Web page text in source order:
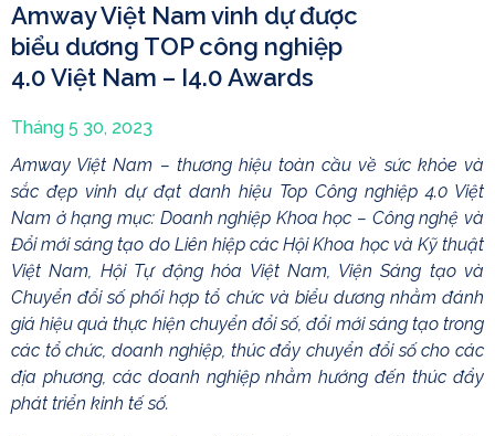
Amway Việt Nam vinh dự được
biểu dương TOP công nghiệp
4.0 Việt Nam – I4.0 Awards
Tháng 5 30, 2023
Amway Việt Nam – thương hiệu toàn cầu về sức khỏe và
sắc đẹp vinh dự đạt danh hiệu Top Công nghiệp 4.0 Việt
Nam ở hạng mục: Doanh nghiệp Khoa học – Công nghệ và
Đổi mới sáng tạo do Liên hiệp các Hội Khoa học và Kỹ thuật
Việt Nam, Hội Tự động hóa Việt Nam, Viện Sáng tạo và
Chuyển đổi số phối hợp tổ chức và biểu dương nhằm đánh
giá hiệu quả thực hiện chuyển đổi số, đổi mới sáng tạo trong
các tổ chức, doanh nghiệp, thúc đẩy chuyển đổi số cho các
địa phương, các doanh nghiệp nhằm hướng đến thúc đẩy
phát triển kinh tế số.